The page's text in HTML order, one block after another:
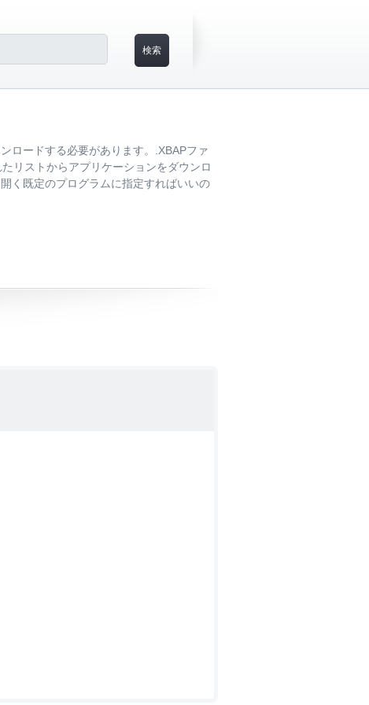
ロードする必要があります。.XBAPファ
リストからアプリケーションをダウンロ
く既定のプログラムに指定すればいいの